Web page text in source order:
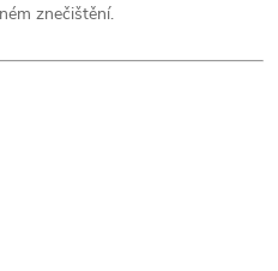
znečištění.